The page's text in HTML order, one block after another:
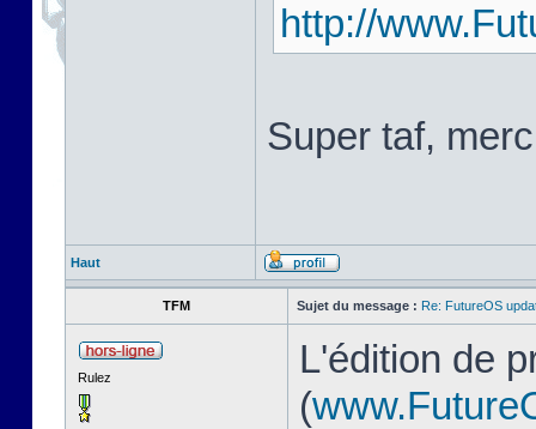
http://
Super taf,
Haut
TFM Sujet du message : Re: FutureOS
Rulez
L'édition de
(